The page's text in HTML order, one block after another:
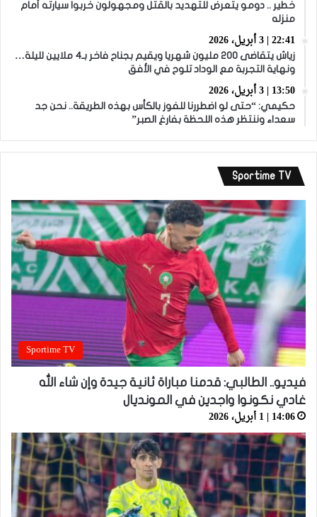
خطير .. دومو يتعرض للتهديد بالقتل ومجهولون خربوا سيارته أمام
منزله
22:41 | 3 أبريل، 2026
زياش يتقاضى 200 مليون شهريا ويقيم بجناح فاخر بـ4 ملايين لليلة…
ونهاية التجربة مع الوداد تلوح في الأفق
13:50 | 3 أبريل، 2026
حكيمي: “حتى لو اضطررنا للفوز بالكأس بهذه الطريقة.. نحن جد
سعداء وننتظر هذه اللحظة بفارغ الصبر”
Sportime TV
Sportime TV
فيديو.. الطالبي: قدمنا مباراة ثانية جيدة وإن شاء الله
غادي نكونوا واجدين في المونديال
14:06 | 1 أبريل، 2026